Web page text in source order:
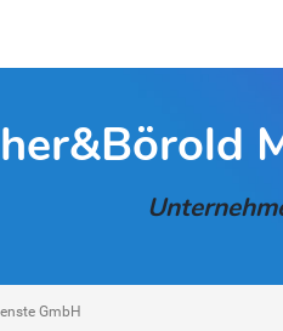
GmbH